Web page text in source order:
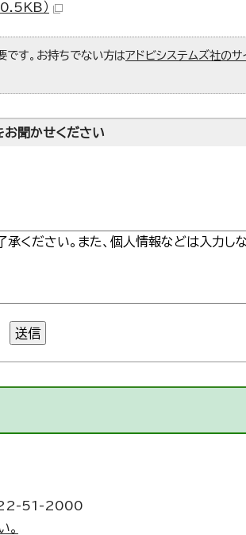
）
す。お持ちでない方はアドビシステムズ社のサ
お聞かせください
送信
51-2000
。